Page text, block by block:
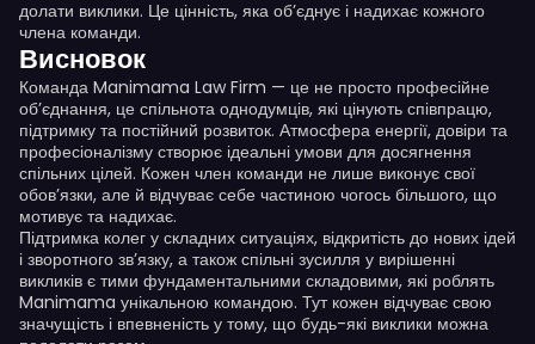
долати виклики. Це цінність, яка об’єднує і надихає кожного
члена команди.
Висновок
Команда Manimama Law Firm — це не просто професійне
об’єднання, це спільнота однодумців, які цінують співпрацю,
підтримку та постійний розвиток. Атмосфера енергії, довіри та
професіоналізму створює ідеальні умови для досягнення
спільних цілей. Кожен член команди не лише виконує свої
обов’язки, але й відчуває себе частиною чогось більшого, що
мотивує та надихає.
Підтримка колег у складних ситуаціях, відкритість до нових ідей
і зворотного зв’язку, а також спільні зусилля у вирішенні
викликів є тими фундаментальними складовими, які роблять
Manimama унікальною командою. Тут кожен відчуває свою
значущість і впевненість у тому, що будь-які виклики можна